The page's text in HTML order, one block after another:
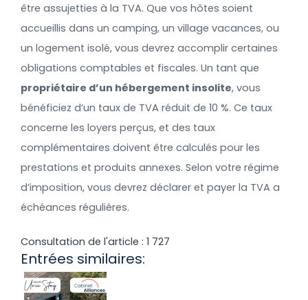
être assujetties à la TVA. Que vos hôtes soient
accueillis dans un camping, un village vacances, ou
un logement isolé, vous devrez accomplir certaines
obligations comptables et fiscales. Un tant que
propriétaire d’un hébergement insolite, vous
bénéficiez d’un taux de TVA réduit de 10 %. Ce taux
concerne les loyers perçus, et des taux
complémentaires doivent être calculés pour les
prestations et produits annexes. Selon votre régime
d’imposition, vous devrez déclarer et payer la TVA a
échéances régulières.
Consultation de l'article : 1 727
Entrées similaires: